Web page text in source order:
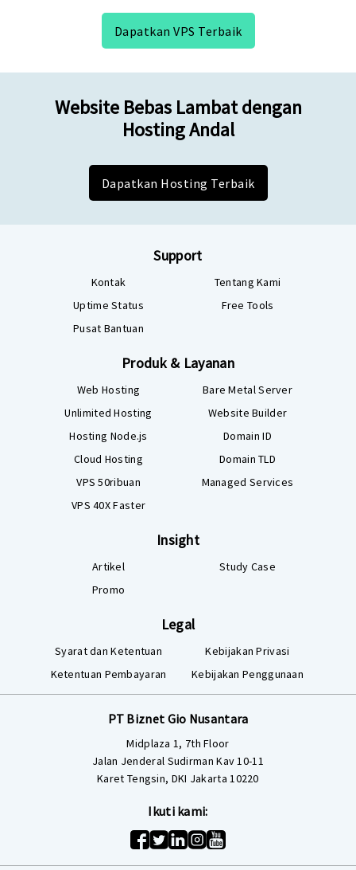
Dapatkan VPS Terbaik
Website Bebas Lambat dengan
Hosting Andal
Dapatkan Hosting Terbaik
PT Biznet Gio Nusantara
Midplaza 1, 7th Floor
Jalan Jenderal Sudirman Kav 10-11
Karet Tengsin, DKI Jakarta 10220
Support
Kontak
Uptime Status
Pusat Bantuan
Tentang Kami
Free Tools
Produk & Layanan
Web Hosting
Unlimited Hosting
Hosting Node.js
Cloud Hosting
VPS 50ribuan
VPS 40X Faster
Bare Metal Server
Website Builder
Domain ID
Domain TLD
Managed Services
Insight
Artikel
Promo
Study Case
Legal
Syarat dan Ketentuan
Ketentuan Pembayaran
Kebijakan Privasi
Kebijakan Penggunaan
Ikuti kami: